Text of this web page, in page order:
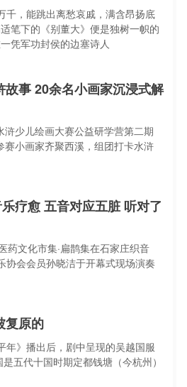
千，能跳出离愁哀戚，满含昂扬底
笔下的《别董大》便是独树一帜的
凭军功封侯的边塞诗人
故事 20余名小画家沉浸式解
少儿绘画大赛公益研学营第二期
小画家齐聚西溪，组团打卡水浒
疗愈 五音对应五脏 听对了
药文化市集·扁鹊集在石家庄织音
协会会员孙晓洁于开幕式现场演奏
复原的
年》播出后，剧中呈现的吴越国服
五代十国时期定都钱塘（今杭州）